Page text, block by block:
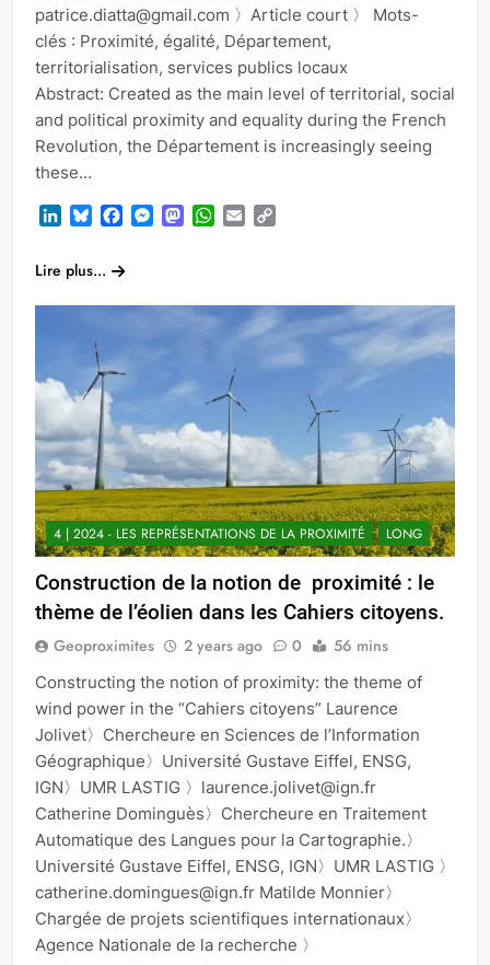
patrice.diatta@gmail.com 〉Article court 〉 Mots-
clés : Proximité, égalité, Département,
territorialisation, services publics locaux
Abstract: Created as the main level of territorial, social
and political proximity and equality during the French
Revolution, the Département is increasingly seeing
these…
LinkedInBlueskyFacebook
Messenger
Mastodon
WhatsApp
Email
Lire plus...
4 | 2024 - LES REPRÉSENTATIONS DE LA PROXIMITÉ LONG
Construction de la notion de proximité : le
thème de l’éolien dans les Cahiers citoyens.
Geoproximites 2 years ago 0 56 mins
Constructing the notion of proximity: the theme of
wind power in the “Cahiers citoyens” Laurence
Jolivet〉Chercheure en Sciences de l’Information
Géographique〉Université Gustave Eiffel, ENSG,
IGN〉UMR LASTIG 〉laurence.jolivet@ign.fr
Catherine Dominguès〉Chercheure en Traitement
Automatique des Langues pour la Cartographie.〉
Université Gustave Eiffel, ENSG, IGN〉UMR LASTIG 〉
catherine.domingues@ign.fr Matilde Monnier〉
Chargée de projets scientifiques internationaux〉
Agence Nationale de la recherche 〉